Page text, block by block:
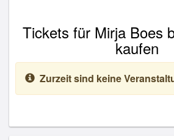
Tickets für Mirja Boes
kaufen
Zurzeit sind keine